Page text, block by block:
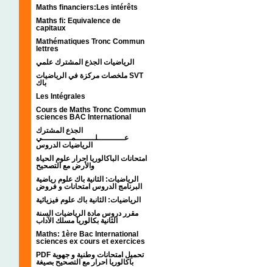
Maths financiers:Les intérêts
Maths fi: Equivalence de
capitaux
Mathématiques Tronc Commun
lettres
الرياضيات الجذع المشترك علمي
ملخصات مركزة في الرياضيات SVT
باك
Les Intégrales
Cours de Maths Tronc Commun
sciences BAC International
الجذع المشترك
عـــــــــــلــــــــمــــــــــــي
الرياضيات الدروس
امتحانات الباكالوريا احرار علوم الحياة
والأرض مع التصحيح
الرياضيات: الثانية باك علوم رياضية
البرنامج الدروس امتحانات و فروض
الرياضيات: الثانية باك علوم فيزيائية
مقرر دروس مادة الرياضيات السنة
الثانية بكالوريا مسلك الآداب
Maths: 1ère Bac International
sciences ex cours et exercices
PDF تحميل امتحانات وطنية و جهوية
باكالوريا احرار مع التصحيح بصيغة